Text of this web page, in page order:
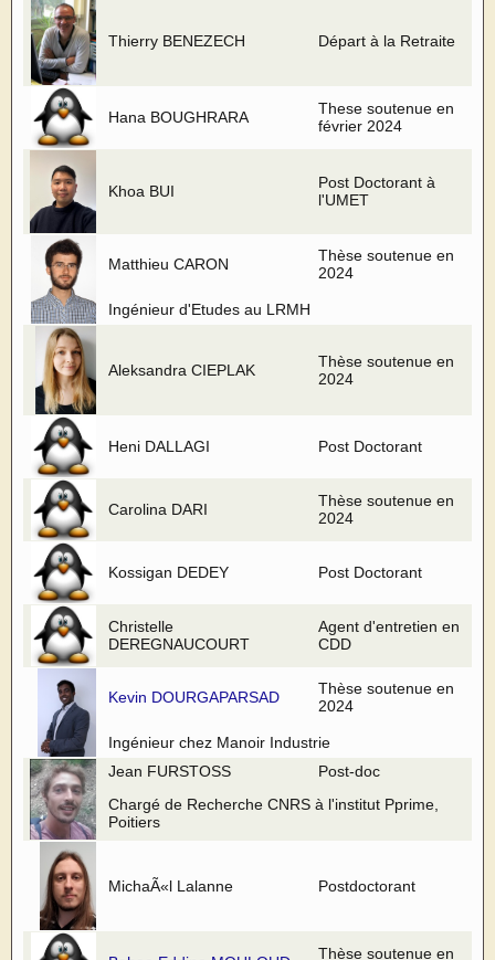
Thierry BENEZECH Départ à la Retraite
Hana BOUGHRARA
These soutenue en
février 2024
Khoa BUI
Post Doctorant à
l'UMET
Matthieu CARON
Thèse soutenue en
2024
Ingénieur d'Etudes au LRMH
Aleksandra CIEPLAK
Thèse soutenue en
2024
Heni DALLAGI Post Doctorant
Carolina DARI
Thèse soutenue en
2024
Kossigan DEDEY Post Doctorant
Christelle
DEREGNAUCOURT
Agent d'entretien en
CDD
Kevin DOURGAPARSAD
Thèse soutenue en
2024
Ingénieur chez Manoir Industrie
Jean FURSTOSS
Post-doc
Chargé de Recherche CNRS à l'institut Pprime,
Poitiers
MichaÃ«l Lalanne Postdoctorant
Thèse soutenue en